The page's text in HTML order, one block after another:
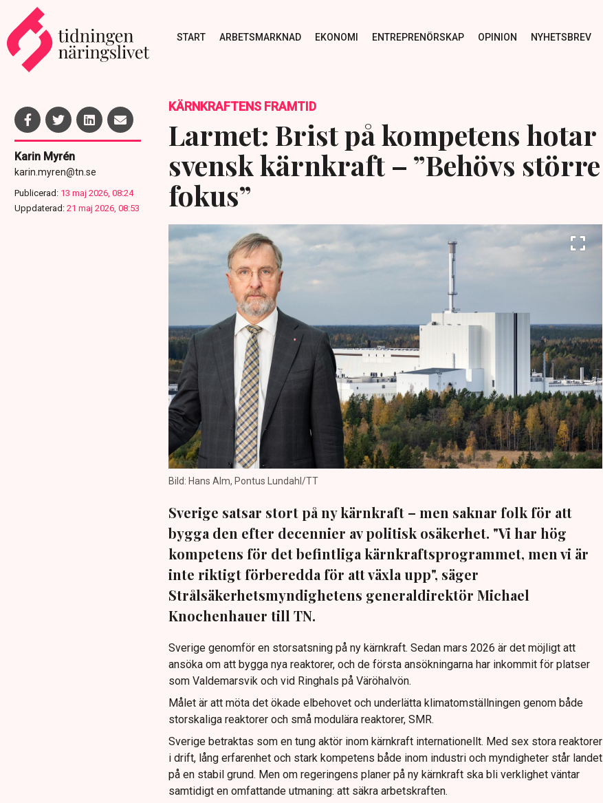
START ARBETSMARKNAD EKONOMI ENTREPRENÖRSKAP OPINION NYHETSBREV
Karin Myrén
karin.myren@tn.se
Publicerad: 13 maj 2026, 08:24
Uppdaterad: 21 maj 2026, 08:53
KÄRNKRAFTENS FRAMTID
Larmet: Brist på kompetens hotar
svensk kärnkraft – ”Behövs större
fokus”
Bild: Hans Alm, Pontus Lundahl/TT
Sverige satsar stort på ny kärnkraft – men saknar folk för att
bygga den efter decennier av politisk osäkerhet. "Vi har hög
kompetens för det befintliga kärnkraftsprogrammet, men vi är
inte riktigt förberedda för att växla upp", säger
Strålsäkerhetsmyndighetens generaldirektör Michael
Knochenhauer till TN.
Sverige genomför en storsatsning på ny kärnkraft. Sedan mars 2026 är det möjligt att
ansöka om att bygga nya reaktorer, och de första ansökningarna har inkommit för platser
som Valdemarsvik och vid Ringhals på Väröhalvön.
Målet är att möta det ökade elbehovet och underlätta klimatomställningen genom både
storskaliga reaktorer och små modulära reaktorer, SMR.
Sverige betraktas som en tung aktör inom kärnkraft internationellt. Med sex stora reaktorer
i drift, lång erfarenhet och stark kompetens både inom industri och myndigheter står landet
på en stabil grund. Men om regeringens planer på ny kärnkraft ska bli verklighet väntar
samtidigt en omfattande utmaning: att säkra arbetskraften.